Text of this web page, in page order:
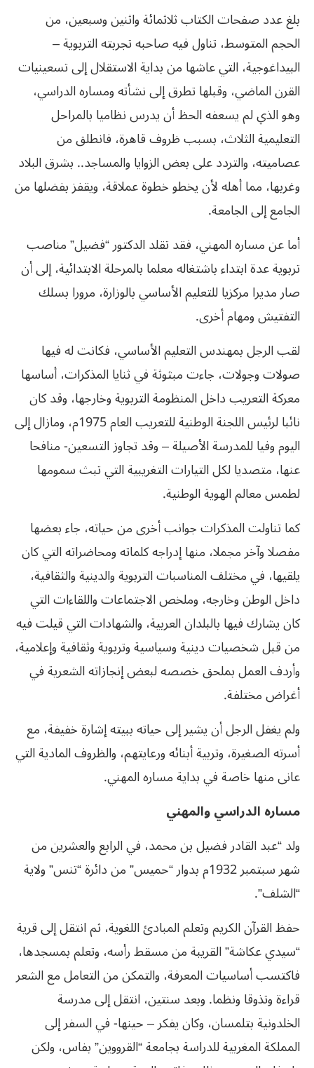
بلغ عدد صفحات الكتاب ثلاثمائة واثنين وسبعين، من
الحجم المتوسط، تناول فيه صاحبه تجربته التربوية –
البيداغوجية، التي عاشها من بداية الاستقلال إلى تسعينيات
القرن الماضي، وقبلها تطرق إلى نشأته ومساره الدراسي،
وهو الذي لم يسعفه الحظ أن يدرس نظاميا بالمراحل
التعليمية الثلاث، بسبب ظروف قاهرة، فانطلق من
عصاميته، والتردد على بعض الزوايا والمساجد.. بشرق البلاد
وغربها، مما أهله لأن يخطو خطوة عملاقة، ويقفز بفضلها من
الجامع إلى الجامعة.
أما عن مساره المهني، فقد تقلد الدكتور “فضيل” مناصب
تربوية عدة ابتداء باشتغاله معلما بالمرحلة الابتدائية، إلى أن
صار مديرا مركزيا للتعليم الأساسي بالوزارة، مرورا بسلك
التفتيش ومهام أخرى.
لقب الرجل بمهندس التعليم الأساسي، فكانت له فيها
صولات وجولات، جاءت مبثوثة في ثنايا المذكرات، أساسها
معركة التعريب داخل المنظومة التربوية وخارجها، وقد كان
نائبا لرئيس اللجنة الوطنية للتعريب العام 1975م، ومازال إلى
اليوم وفيا للمدرسة الأصيلة – وقد تجاوز التسعين- منافحا
عنها، متصديا لكل التيارات التغريبية التي تبث سمومها
لطمس معالم الهوية الوطنية.
كما تناولت المذكرات جوانب أخرى من حياته، جاء بعضها
مفصلا وآخر مجملا، منها إدراجه كلماته ومحاضراته التي كان
يلقيها، في مختلف المناسبات التربوية والدينية والثقافية،
داخل الوطن وخارجه، وملخص الاجتماعات واللقاءات التي
كان يشارك فيها بالبلدان العربية، والشهادات التي قيلت فيه
من قبل شخصيات دينية وسياسية وتربوية وثقافية وإعلامية،
وأردف العمل بملحق خصصه لبعض إنجازاته الشعرية في
أغراض مختلفة.
ولم يغفل الرجل أن يشير إلى حياته ببيته إشارة خفيفة، مع
أسرته الصغيرة، وتربية أبنائه ورعايتهم، والظروف المادية التي
عانى منها خاصة في بداية مساره المهني.
مساره الدراسي والمهني
ولد “عبد القادر فضيل بن محمد، في الرابع والعشرين من
شهر سبتمبر 1932م بدوار “حميس” من دائرة “تنس” ولاية
“الشلف”.
حفظ القرآن الكريم وتعلم المبادئ اللغوية، ثم انتقل إلى قرية
“سيدي عكاشة” القريبة من مسقط رأسه، وتعلم بمسجدها،
فاكتسب أساسيات المعرفة، والتمكن من التعامل مع الشعر
قراءة وتذوقا ونظما. وبعد سنتين، انتقل إلى مدرسة
الخلدونية بتلمسان، وكان يفكر – حينها- في السفر إلى
المملكة المغربية للدراسة بجامعة “القرووين” بفاس، ولكن